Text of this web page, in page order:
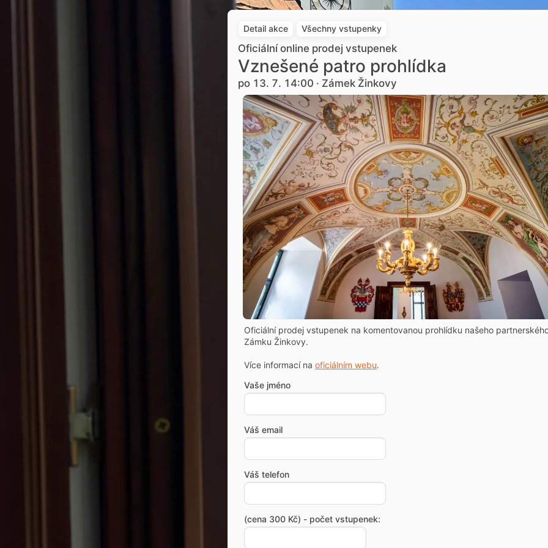
Detail akce Všechny vstupenky
Oficiální online prodej vstupenek
Vznešené patro prohlídka
po 13. 7. 14:00 · Zámek Žinkovy
Oficiální prodej vstupenek na komentovanou prohlídku našeho
Zámku Žinkovy.
Více informací na oficiálním webu.
Vaše jméno
Váš email
Váš telefon
(cena 300 Kč) - počet vstupenek: